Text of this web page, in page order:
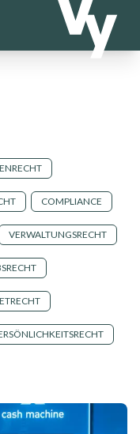
COMPLIANCE
VERWALTUNGSRECHT